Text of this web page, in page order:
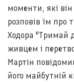
моменти, які
розповів їм про
Ходора "Тримай
живцем і
Мартін
його майбутній